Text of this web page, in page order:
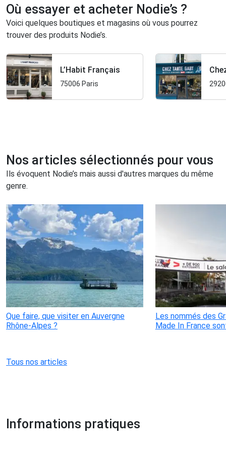
monter les coûts?
Où essayer et acheter Nodie’s ?
Voici quelques boutiques et magasins où vous pourrez
trouver des produits Nodie’s.
L’Habit Français
75006 Paris
Nos articles sélectionnés pour vous
Ils évoquent Nodie’s mais aussi d'autres marques du même
genre.
Que faire, que visiter en Auvergne
Rhône-Alpes ?
Les nommés des
Made In France
Tous nos articles
Informations pratiques